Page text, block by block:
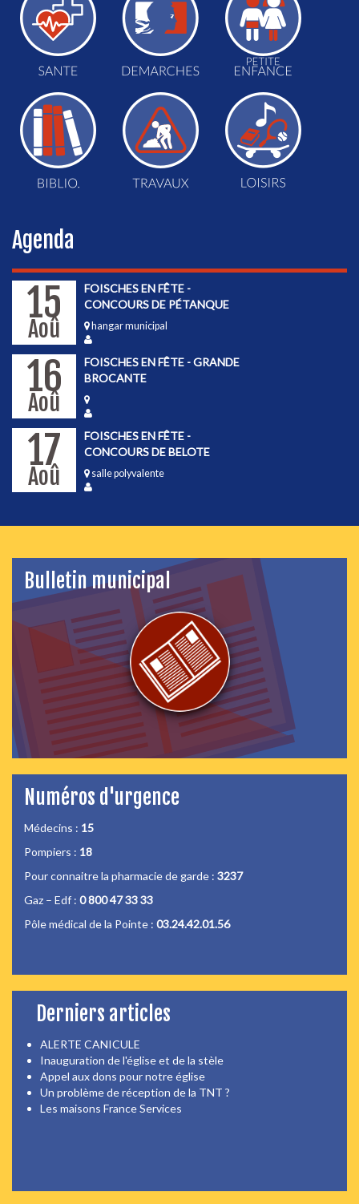
Agenda
15
Aoû
FOISCHES EN FÊTE -
CONCOURS DE PÉTANQUE
hangar municipal
16
Aoû
FOISCHES EN FÊTE - GRANDE
BROCANTE
17
Aoû
FOISCHES EN FÊTE -
CONCOURS DE BELOTE
salle polyvalente
Bulletin municipal
Numéros d'urgence
Médecins : 15
Pompiers : 18
Pour connaitre la pharmacie de garde : 3237
Gaz – Edf : 0 800 47 33 33
Pôle médical de la Pointe : 03.24.42.01.56
Derniers articles
ALERTE CANICULE
Inauguration de l'église et de la stèle
Appel aux dons pour notre église
Un problème de réception de la TNT ?
Les maisons France Services